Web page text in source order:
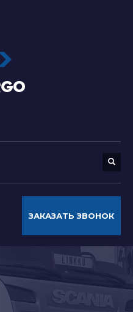
ЗАКАЗАТЬ ЗВОНОК